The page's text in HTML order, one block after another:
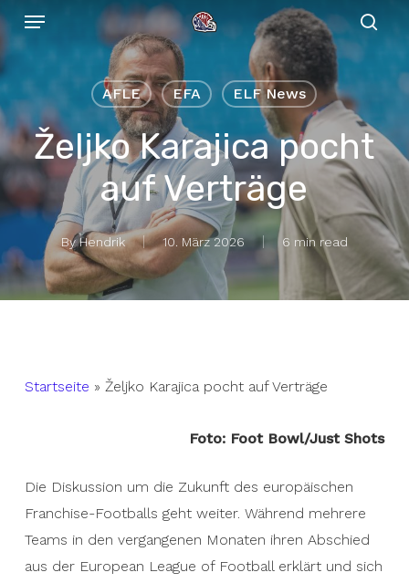
Skip
main
content
Menu
AFLE EFA ELF News
Željko Karajica pocht
auf Verträge
By Hendrik 10. März 2026 6 min read
Startseite » Željko Karajica pocht auf Verträge
Foto: Foot Bowl/Just Shots
Die Diskussion um die Zukunft des europäischen
Franchise-Footballs geht weiter. Während mehrere
Teams in den vergangenen Monaten ihren Abschied
aus der European League of Football erklärt und sich